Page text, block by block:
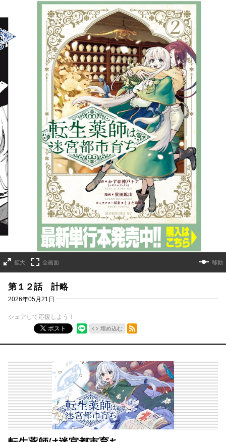
詳細ページへのリンク
拡大 全画面 移動
第１２話 計略
2026年05月21日
シェアして応援しよう！
ポスト
埋め込む
RSSフィード